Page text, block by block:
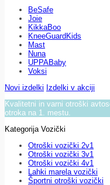
BeSafe
Joie
KikkaBoo
KneeGuardKids
Mast
Nuna
UPPABaby
Voksi
Novi izdelki Izdelki v akciji
Kvalitetni in varni otroški
otroka na 1. mestu.
Kategorija Vozički
Otroški vozički 2v1
Otroški vozički 3v1
Otroški vozički 4v1
Lahki marela vozički
Športni otroški vozički